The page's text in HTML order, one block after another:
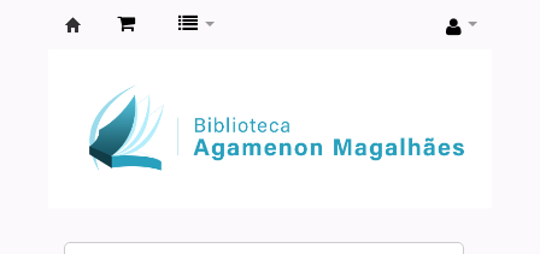
Agamenon
Magalhães